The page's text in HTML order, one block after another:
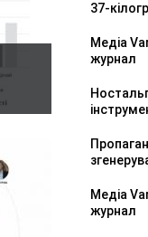
37-
Медіа
журнал
Медіа
журнал